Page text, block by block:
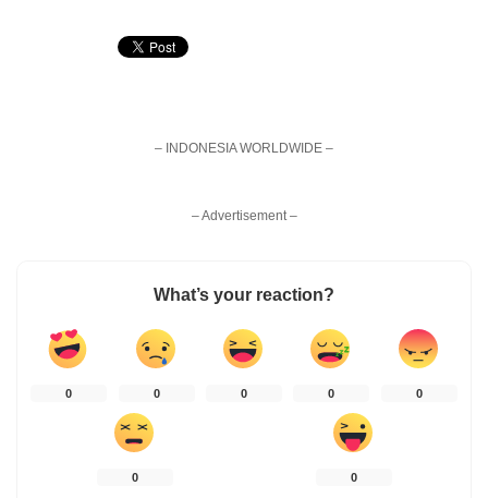
– INDONESIA WORLDWIDE –
– Advertisement –
What’s your reaction?
0 0 0 0 0
0 0